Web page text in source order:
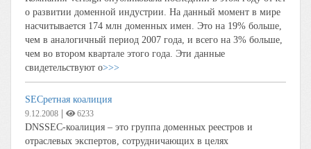
о развитии доменной индустрии. На данный момент в мире
насчитывается 174 млн доменных имен. Это на 19% больше,
чем в аналогичный период 2007 года, и всего на 3% больше,
чем во втором квартале этого года. Эти данные
свидетельствуют о>>>
SECретная коалиция
9.12.2008 6233
DNSSEC-коалиция – это группа доменных реестров и
отраслевых экспертов, сотрудничающих в целях